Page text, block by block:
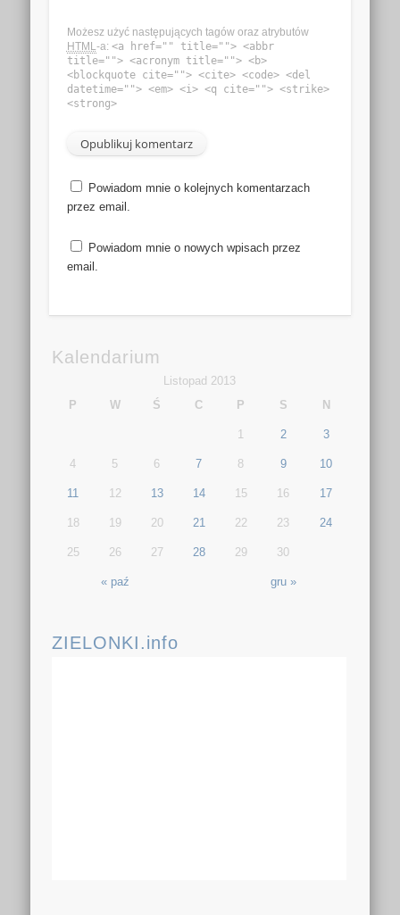
Możesz użyć następujących tagów oraz atrybutów
HTML-a: <a href="" title=""> <abbr
title=""> <acronym title=""> <b>
<blockquote cite=""> <cite> <code> <del
datetime=""> <em> <i> <q cite=""> <strike>
<strong>
Powiadom mnie o kolejnych komentarzach
przez email.
Powiadom mnie o nowych wpisach przez
email.
Kalendarium
Listopad 2013
P
W Ś C P S N
« paź gru »
1 2 3
4 5 6 7 8 9 10
11 12 13 14 15 16 17
18 19 20 21 22 23 24
25 26 27 28 29 30
ZIELONKI.info